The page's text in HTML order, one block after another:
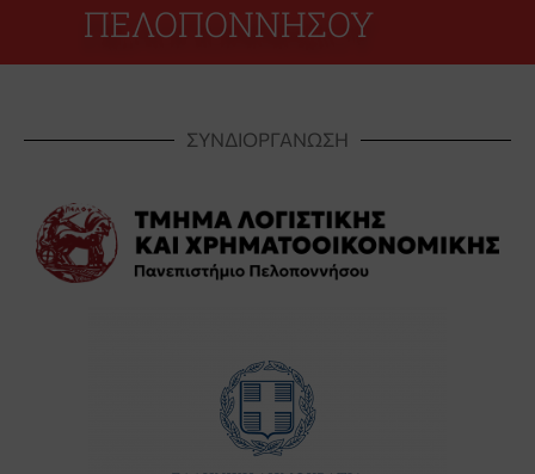
ΠΕΛΟΠΟΝΝΗΣΟΥ
ΣΥΝΔΙΟΡΓΑΝΩΣΗ